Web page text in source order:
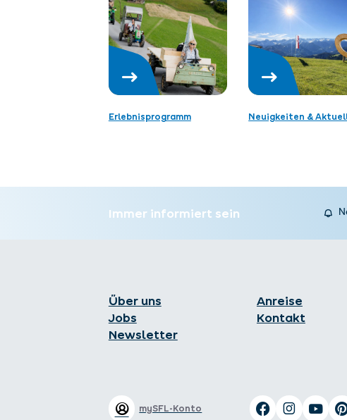
Erlebnisprogramm Neuigkeiten &
Immer informiert sein
Über uns
Jobs
Newsletter
Anreise
Kontakt
mySFL-Konto